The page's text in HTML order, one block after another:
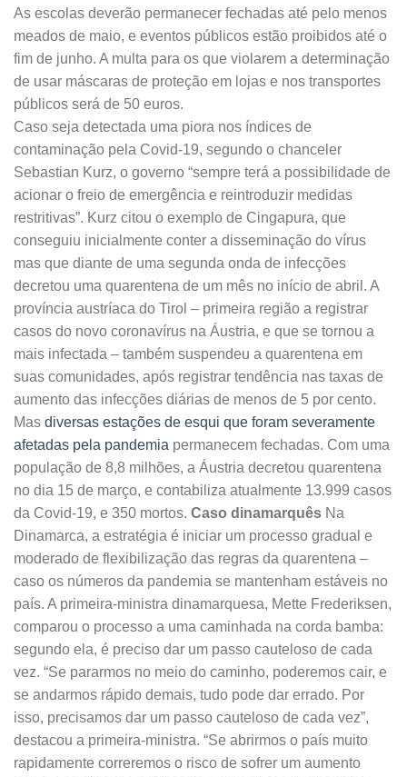
As escolas deverão permanecer fechadas até pelo menos
meados de maio, e eventos públicos estão proibidos até o
fim de junho. A multa para os que violarem a determinação
de usar máscaras de proteção em lojas e nos transportes
públicos será de 50 euros.
Caso seja detectada uma piora nos índices de
contaminação pela Covid-19, segundo o chanceler
Sebastian Kurz, o governo “sempre terá a possibilidade de
acionar o freio de emergência e reintroduzir medidas
restritivas”. Kurz citou o exemplo de Cingapura, que
conseguiu inicialmente conter a disseminação do vírus
mas que diante de uma segunda onda de infecções
decretou uma quarentena de um mês no início de abril. A
província austríaca do Tirol – primeira região a registrar
casos do novo coronavírus na Áustria, e que se tornou a
mais infectada – também suspendeu a quarentena em
suas comunidades, após registrar tendência nas taxas de
aumento das infecções diárias de menos de 5 por cento.
Mas diversas estações de esqui que foram severamente
afetadas pela pandemia permanecem fechadas. Com uma
população de 8,8 milhões, a Áustria decretou quarentena
no dia 15 de março, e contabiliza atualmente 13.999 casos
da Covid-19, e 350 mortos. Caso dinamarquês Na
Dinamarca, a estratégia é iniciar um processo gradual e
moderado de flexibilização das regras da quarentena –
caso os números da pandemia se mantenham estáveis no
país. A primeira-ministra dinamarquesa, Mette Frederiksen,
comparou o processo a uma caminhada na corda bamba:
segundo ela, é preciso dar um passo cauteloso de cada
vez. “Se pararmos no meio do caminho, poderemos cair, e
se andarmos rápido demais, tudo pode dar errado. Por
isso, precisamos dar um passo cauteloso de cada vez”,
destacou a primeira-ministra. “Se abrirmos o país muito
rapidamente correremos o risco de sofrer um aumento